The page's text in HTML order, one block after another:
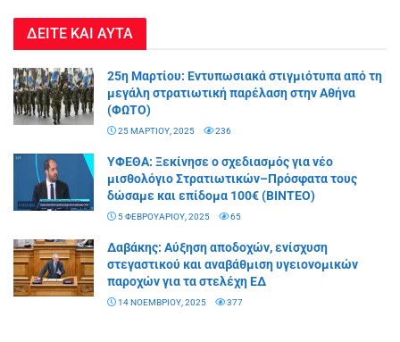
ΔΕΙΤΕ ΚΑΙ ΑΥΤΑ
25η Μαρτίου: Εντυπωσιακά στιγμιότυπα από τη
μεγάλη στρατιωτική παρέλαση στην Αθήνα
(ΦΩΤΟ)
25 ΜΑΡΤΊΟΥ, 2025 236
ΥΦΕΘΑ: Ξεκίνησε ο σχεδιασμός για νέο
μισθολόγιο Στρατιωτικών–Πρόσφατα τους
δώσαμε και επίδομα 100€ (BINTEO)
5 ΦΕΒΡΟΥΑΡΊΟΥ, 2025 65
Δαβάκης: Αύξηση αποδοχών, ενίσχυση
στεγαστικού και αναβάθμιση υγειονομικών
παροχών για τα στελέχη ΕΔ
14 ΝΟΕΜΒΡΊΟΥ, 2025 377